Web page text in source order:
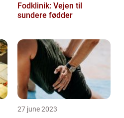
Fodklinik: Vejen til
sundere fødder
27 june 2023